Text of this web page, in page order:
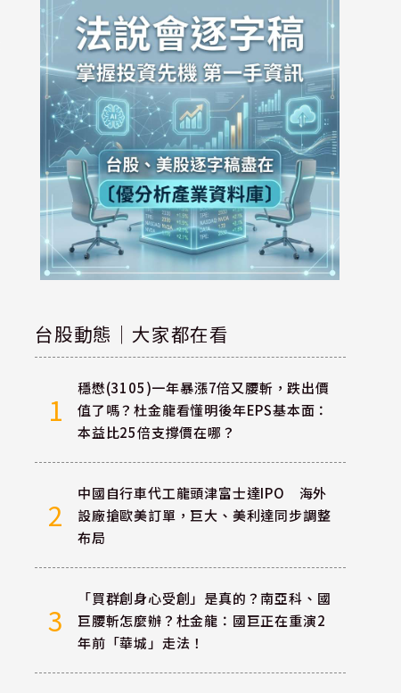
台股動態｜大家都在看
1
穩懋(3105)一年暴漲7倍又腰斬，跌出價
值了嗎？杜金龍看懂明後年EPS基本面：
本益比25倍支撐價在哪？
2
中國自行車代工龍頭津富士達IPO 海外
設廠搶歐美訂單，巨大、美利達同步調整
布局
3
「買群創身心受創」是真的？南亞科、國
巨腰斬怎麼辦？杜金龍：國巨正在重演2
年前「華城」走法！